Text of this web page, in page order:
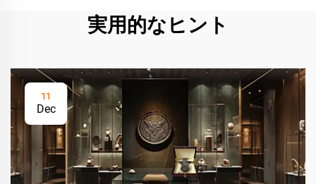
実用的なヒント
11
Dec